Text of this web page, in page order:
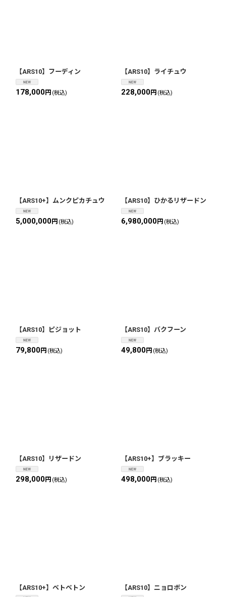
【ARS10】フーディン
178,000円 (税込)
【ARS10】ライチュウ
228,000円 (税込)
【ARS10+】ムンクピカチュウ
5,000,000円 (税込)
【ARS10】ひかるリザードン
6,980,000円 (税込)
【ARS10】ピジョット
79,800円 (税込)
【ARS10】バクフーン
49,800円 (税込)
【ARS10】リザードン
298,000円 (税込)
【ARS10+】ブラッキー
498,000円 (税込)
【ARS10+】ベトベトン 【ARS10】ニョロボン